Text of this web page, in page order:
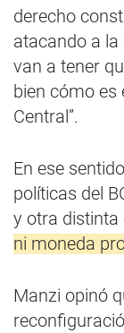
derecho
atacando a la
van a tener
bien cómo es
Central”.
En ese
políticas del
y otra distinta
ni moneda
Manzi opinó